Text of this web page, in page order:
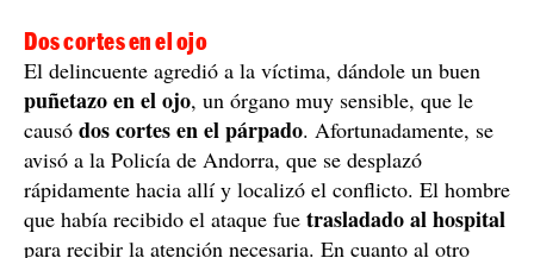
Dos cortes en el ojo
El delincuente agredió a la víctima, dándole un buen
puñetazo en el ojo, un órgano muy sensible, que le
causó dos cortes en el párpado. Afortunadamente, se
avisó a la Policía de Andorra, que se desplazó
rápidamente hacia allí y localizó el conflicto. El hombre
que había recibido el ataque fue trasladado al hospital
para recibir la atención necesaria. En cuanto al otro